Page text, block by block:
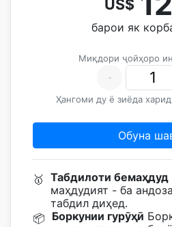
US$
барои як
Миқдори ҷойҳоро
-
Ҳангоми ду ё зиёда
Обуна
🥇 Табдилоти бемаҳдуд
маҳдудият - ба
табдил диҳед.
📦 Боркунии гурӯҳӣ